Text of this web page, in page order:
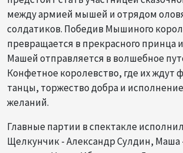
между армией мышей и отрядом
солдатиков. Победив Мышиного
превращается в прекрасного принца
Машей отправляется в волшебное
Конфетное королевство, где их ждут
танцы, торжество добра и
желаний.
Главные партии в спектакле
Щелкунчик - Александр Сулдин, Маша